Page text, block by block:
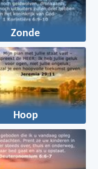
Zonde
Hoop